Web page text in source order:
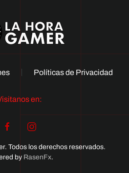
Políticas de Privacidad
en:
Todos los derechos reservados.
by RasenFx.